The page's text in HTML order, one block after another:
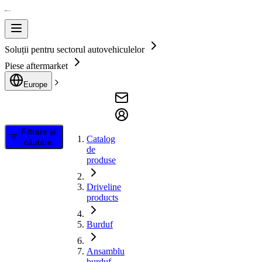
Soluții pentru sectorul autovehiculelor
Piese aftermarket
Europe
Filtrare și
căutare
Catalog
de
produse
Driveline
products
Burduf
Ansamblu